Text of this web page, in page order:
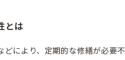
とは
により、定期的な修繕が必